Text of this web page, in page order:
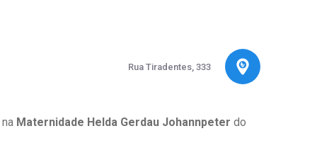
Pesquisa Hospital Moinhos de Vento
Pronto Atendimento Digital
Rua Tiradentes, 333
Maternidade Helda Gerdau Johannpeter do